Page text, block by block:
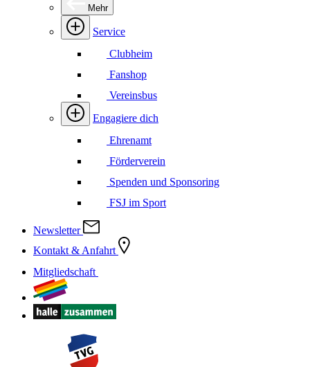
Mehr
Service
Clubheim
Fanshop
Vereinsbus
Engagiere dich
Ehrenamt
Förderverein
Spenden und Sponsoring
FSJ im Sport
Newsletter
Kontakt & Anfahrt
Mitgliedschaft